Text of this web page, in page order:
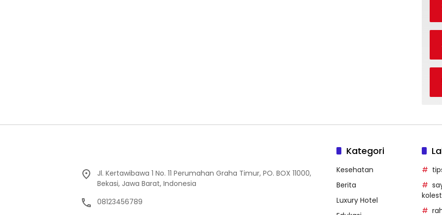
Jl. Kertawibawa 1 No. 11 Perumahan Graha Timur, PO. BOX 11000,
Bekasi, Jawa Barat, Indonesia
08123456789
Kategori
Kesehatan
Berita
Luxury Hotel